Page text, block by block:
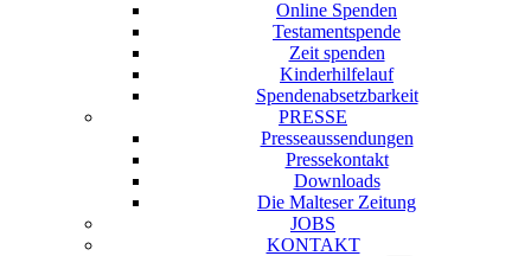
Online Spenden
Testamentspende
Zeit spenden
Kinderhilfelauf
Spendenabsetzbarkeit
PRESSE
Presseaussendungen
Pressekontakt
Downloads
Die Malteser Zeitung
JOBS
KONTAKT